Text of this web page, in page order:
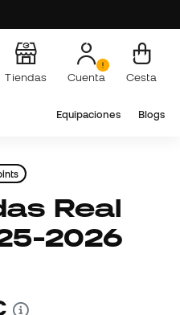
Tiendas Cuenta Cesta
Equipaciones Blogs
2026